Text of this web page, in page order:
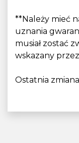
**Należy mieć
uznania
musiał zostać
wskazany
Ostatnia